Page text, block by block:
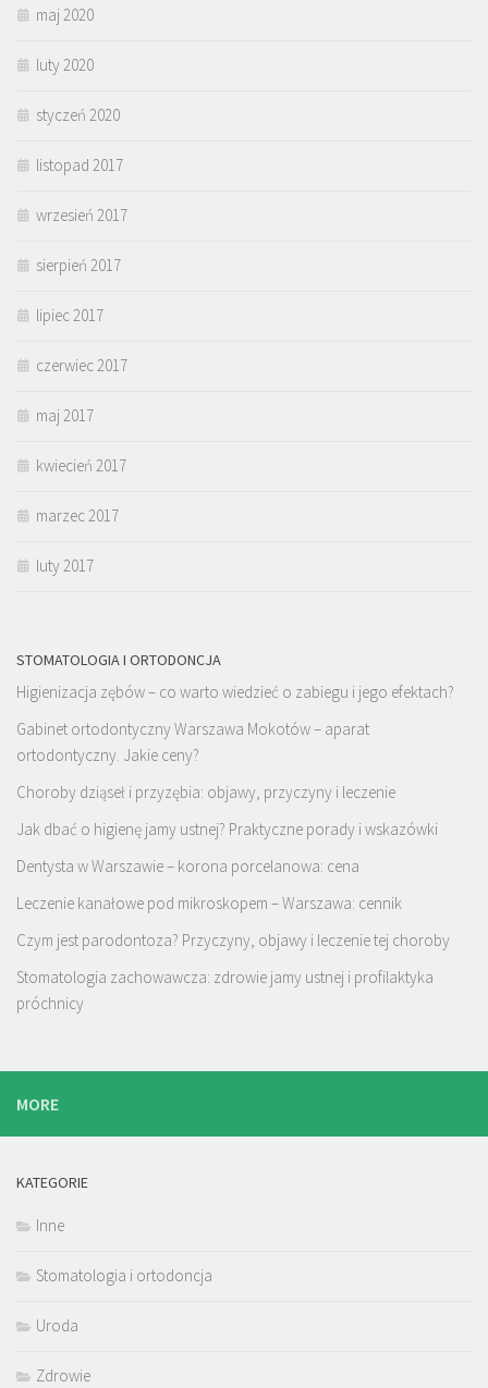
maj 2020
luty 2020
styczeń 2020
listopad 2017
wrzesień 2017
sierpień 2017
lipiec 2017
czerwiec 2017
maj 2017
kwiecień 2017
marzec 2017
luty 2017
STOMATOLOGIA I ORTODONCJA
Higienizacja zębów – co warto wiedzieć o zabiegu i jego efektach?
Gabinet ortodontyczny Warszawa Mokotów – aparat
ortodontyczny. Jakie ceny?
Choroby dziąseł i przyzębia: objawy, przyczyny i leczenie
Jak dbać o higienę jamy ustnej? Praktyczne porady i wskazówki
Dentysta w Warszawie – korona porcelanowa: cena
Leczenie kanałowe pod mikroskopem – Warszawa: cennik
Czym jest parodontoza? Przyczyny, objawy i leczenie tej choroby
Stomatologia zachowawcza: zdrowie jamy ustnej i profilaktyka
próchnicy
MORE
KATEGORIE
Inne
Stomatologia i ortodoncja
Uroda
Zdrowie